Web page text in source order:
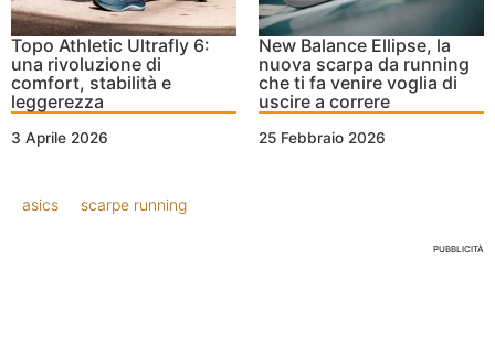
Topo Athletic Ultrafly 6:
una rivoluzione di
comfort, stabilità e
leggerezza
3 Aprile 2026
New Balance Ellipse, la
nuova scarpa da running
che ti fa venire voglia di
uscire a correre
25 Febbraio 2026
asics scarpe running
PUBBLICITÀ